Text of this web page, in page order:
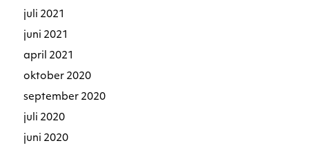
juli 2021
juni 2021
april 2021
oktober 2020
september 2020
juli 2020
juni 2020